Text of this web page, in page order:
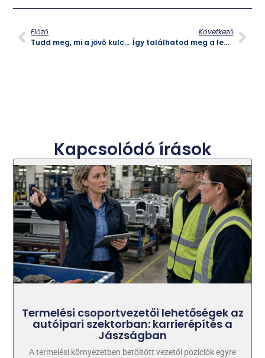
Előző
Tudd meg, mi a jövő kulcsa a fejlődéshez és a sikerhez
Következő
Így találhatod meg a legjobb tehetségeket!
Kapcsolódó írások
Termelési csoportvezetői lehetőségek az
autóipari szektorban: karrierépítés a
Jászságban
A termelési környezetben betöltött vezetői pozíciók egyre